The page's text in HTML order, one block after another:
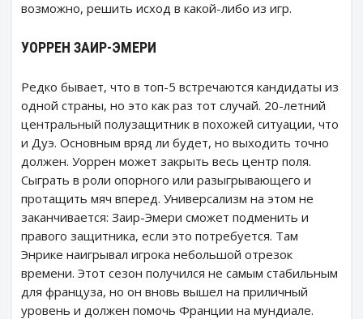
возможно, решить исход в какой-либо из игр.
УОРРЕН ЗАИР-ЭМЕРИ
Редко бывает, что в топ-5 встречаются кандидаты из
одной страны, но это как раз тот случай. 20-летний
центральный полузащитник в похожей ситуации, что
и Дуэ. Основным вряд ли будет, но выходить точно
должен. Уоррен может закрыть весь центр поля.
Сыграть в роли опорного или разыгрывающего и
протащить мяч вперед. Универсализм на этом не
заканчивается: Заир-Эмери сможет подменить и
правого защитника, если это потребуется. Там
Энрике наигрывал игрока небольшой отрезок
времени. Этот сезон получился не самым стабильным
для француза, но он вновь вышел на приличный
уровень и должен помочь Франции на мундиале.